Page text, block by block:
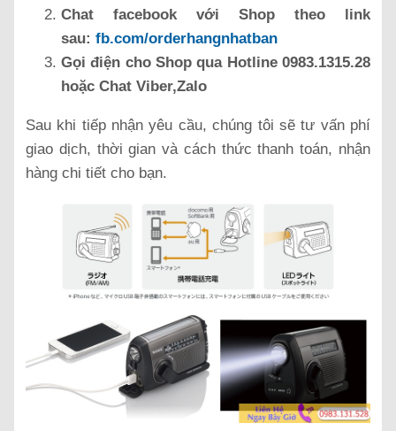
Chat facebook với Shop theo link
sau: fb.com/orderhangnhatban
Gọi điện cho Shop qua Hotline 0983.1315.28
hoặc Chat Viber,Zalo
Sau khi tiếp nhận yêu cầu, chúng tôi sẽ tư vấn phí
giao dịch, thời gian và cách thức thanh toán, nhận
hàng chi tiết cho bạn.